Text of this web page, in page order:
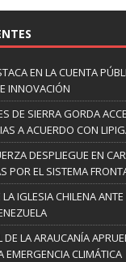
EN LA CUENTA
INNOVACIÓN
DE SIERRA GORDA
A ACUERDO CON
DESPLIEGUE EN
POR EL SISTEMA
IGLESIA CHILENA
DE LA ARAUCANÍA
EMERGENCIA CLIMÁTICA